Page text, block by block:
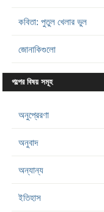
কবিতা: পুতুল খেলার ভুল
জোনাকিগুলো
গল্পের বিষয় সমূহ
অনুপ্রেরণা
অনুবাদ
অন্যান্য
ইতিহাস